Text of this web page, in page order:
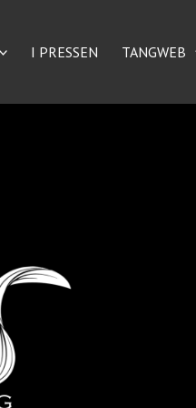
I PRESSEN TANGWEB